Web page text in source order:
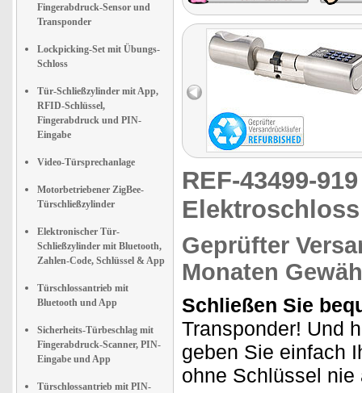
Fingerabdruck-Sensor und
Transponder
Lockpicking-Set mit Übungs-
Schloss
Tür-Schließzylinder mit App,
RFID-Schlüssel,
Fingerabdruck und PIN-
Eingabe
Video-Türsprechanlage
Motorbetriebener ZigBee-
Türschließzylinder
Elektronischer Tür-
Schließzylinder mit Bluetooth,
Zahlen-Code, Schlüssel & App
Türschlossantrieb mit
Bluetooth und App
Sicherheits-Türbeschlag mit
Fingerabdruck-Scanner, PIN-
Eingabe und App
Türschlossantrieb mit PIN-
REF-43499-
Geprüfter
Monaten
Schließen Sie
Transponder! Und
geben Sie einfach
ohne Schlüssel nie